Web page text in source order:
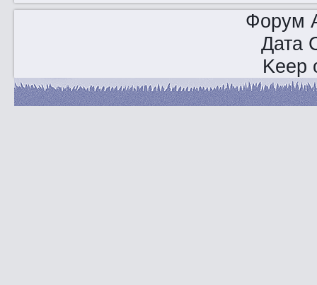
Форум
Дата
Keep